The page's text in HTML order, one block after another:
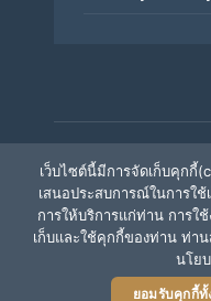
© V Fertility Thailand
ติดตามเรา
เว็บไซต์นี้มีการจัดเก็บคุกกี้
เสนอประสบการณ์ในการใ
การให้บริการแก่ท่าน การใ
เก็บและใช้คุกกี้ของท่าน ท่าน
นโย
ยอมรับคุกกี้